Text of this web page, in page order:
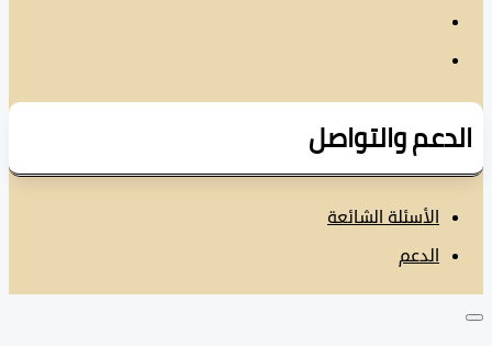
والتواصل
الأسئلة الشائعة
الدعم